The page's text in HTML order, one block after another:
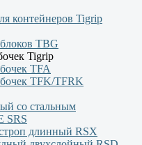
контейнеров Tigrip
TBG
Tigrip
TFA
бочек TFK/TFRK
со стальным
SRS
длинный RSX